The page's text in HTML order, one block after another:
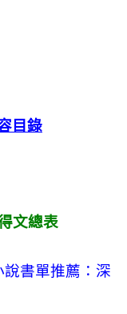
目錄
文總表
書單推薦：深